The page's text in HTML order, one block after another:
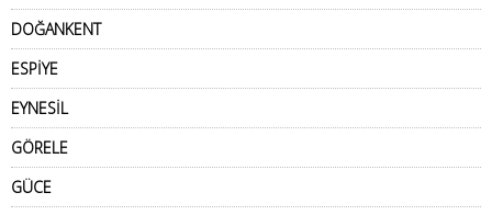
DOĞANKENT
ESPİYE
EYNESİL
GÖRELE
GÜCE